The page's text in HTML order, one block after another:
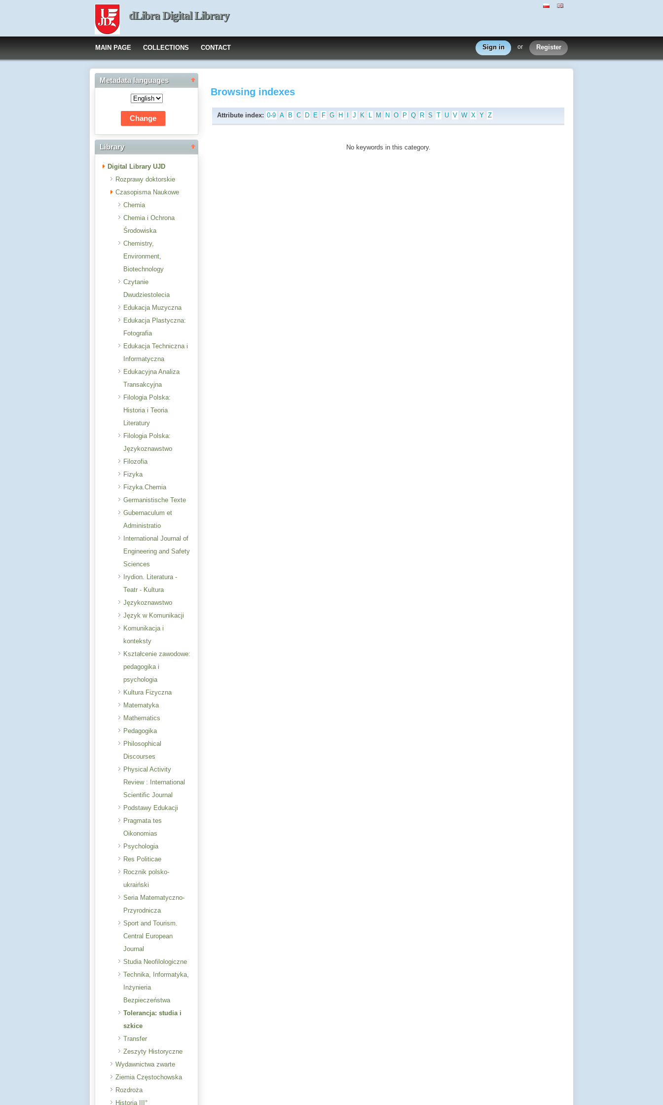
dLibra Digital Library
MAIN PAGE COLLECTIONS CONTACT Sign in or Register
Metadata languages
Library
Digital Library UJD
Rozprawy doktorskie
Czasopisma Naukowe
Chemia
Chemia i Ochrona
Środowiska
Chemistry,
Environment,
Biotechnology
Czytanie
Dwudziestolecia
Edukacja Muzyczna
Edukacja Plastyczna:
Fotografia
Edukacja Techniczna i
Informatyczna
Edukacyjna Analiza
Transakcyjna
Filologia Polska:
Historia i Teoria
Literatury
Filologia Polska:
Językoznawstwo
Filozofia
Fizyka
Fizyka.Chemia
Germanistische Texte
Gubernaculum et
Administratio
International Journal of
Engineering and Safety
Sciences
Irydion. Literatura -
Teatr - Kultura
Językoznawstwo
Język w Komunikacji
Komunikacja i
konteksty
Kształcenie zawodowe:
pedagogika i
psychologia
Kultura Fizyczna
Matematyka
Mathematics
Pedagogika
Philosophical
Discourses
Physical Activity
Review : International
Scientific Journal
Podstawy Edukacji
Pragmata tes
Oikonomias
Psychologia
Res Politicae
Rocznik polsko-
ukraiński
Seria Matematyczno-
Przyrodnicza
Sport and Tourism.
Central European
Journal
Studia Neofilologiczne
Technika, Informatyka,
Inżynieria
Bezpieczeństwa
Tolerancja: studia i
szkice
Transfer
Zeszyty Historyczne
Wydawnictwa zwarte
Ziemia Częstochowska
Rozdroża
Historia III°
Browsing indexes
Attribute index: 0-9 A B C D E F G H J K L M N O P Q R S T U V W X Y Z
No keywords in this category.